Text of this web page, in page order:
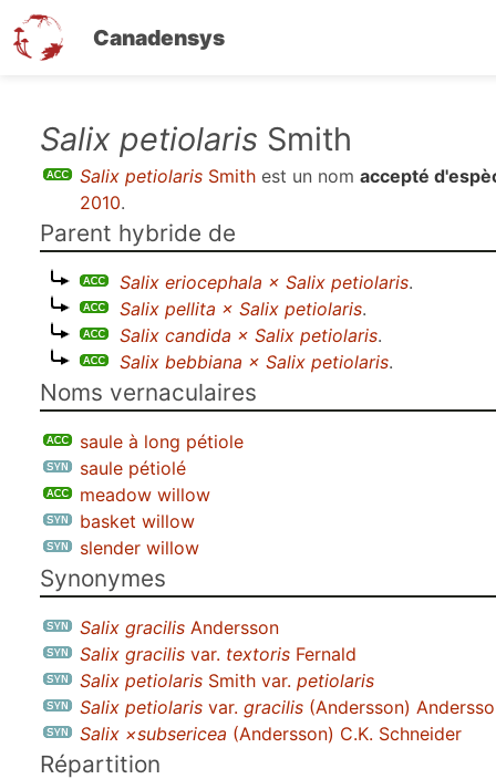
Canadensys
contenu
Salix petiolaris Smith
Salix petiolaris Smith est un nom accepté
2010.
Parent hybride de
Salix eriocephala × Salix petiolaris.
Salix pellita × Salix petiolaris.
Salix candida × Salix petiolaris.
Salix bebbiana × Salix petiolaris.
Noms vernaculaires
saule à long pétiole
saule pétiolé
meadow willow
basket willow
slender willow
Synonymes
Salix gracilis Andersson
Salix gracilis var. textoris Fernald
Salix petiolaris Smith var. petiolaris
Salix petiolaris var. gracilis (Andersson)
Salix ×subsericea (Andersson) C.K. Schneider
Répartition